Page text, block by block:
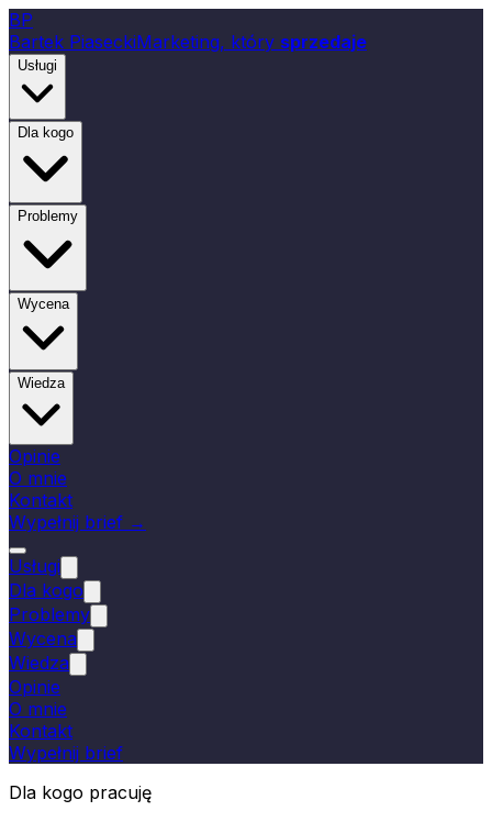
BP
Bartek PiaseckiMarketing, który sprzedaje
Usługi
Dla kogo
Problemy
Wycena
Wiedza
Opinie
O mnie
Kontakt
Wypełnij brief →
Usługi
Dla kogo
Problemy
Wycena
Wiedza
Opinie
O mnie
Kontakt
Wypełnij brief
Dla kogo pracuję